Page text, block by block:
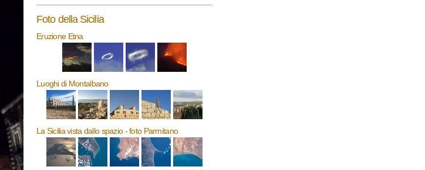
Foto della Sicilia
Eruzione Etna
Luoghi di Montalbano
La Sicilia vista dallo spazio - foto Parmitano